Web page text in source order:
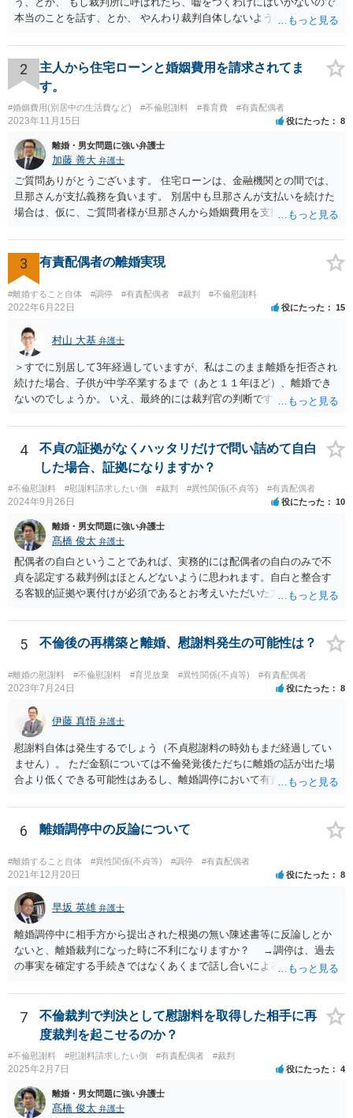
本当のことを話す、とか、 やんわり裁判自体しないように説得するの
2
主人から住宅ローンと婚姻費用を請求されてま
す。
#婚姻費用(別居中の生活費など) #不倫慰謝料 #養育費 #有責配偶者
2023年11月15日 役にたった 8
離婚・男女問題に強い弁護士
加藤 善大 弁護士
ご質問ありがとうございます。 住宅ローンは、金融機関との間では、
旦那さんが支払義務を負います。 別居中も旦那さんが支払いを続けた
場合は、仮に、ご質問者様が旦那さんから婚姻費用を支払ってもらう
部の額を引いた額が婚姻費用として支払われることになることが多い
です。 また、離婚をする際の財産分与において考慮されることもあり
ます。 他方、旦那さんが住宅ローンを支払わなくなってしまう場合が
あります。 その場合に、ご質問者様が、その後もご自宅に住み続けた
い場合は、実質的にご質問者様が住宅ローンをお支払になる必要が出
て、強制的にご自宅が売却されてしまう可能性があるからです。 可能
であれば、婚姻費用の額、親権を取得するために現時点でしておくべ
きこと等も含め、お近くの弁護士に直接相談して、アドバイス等を求
めることをお勧めします。
3 有責配偶者の離婚実現
#離婚すること自体 #調停 #有責配偶者 #裁判 #不倫慰謝料
2022年6月22日 役にたった 15
村山 大基 弁護士
＞すでに別居して3年経過していますが、私はこのまま離婚を拒否され
続けた場合、子供が中学卒業するまで（あと１１年ほど）、離婚でき
ないのでしょうか。 いえ、最終的には裁判官の判断ですが、現時点で
に離婚できない、ということもないと思います。 すでに依頼されてい
るということですし、例えば離婚後の養育費額について譲歩するなど
離婚の条件含めて、考えておられる通り打診してみると良いと思いま
す。 また、調停で第三者を介して再度協議してみる、ということも考
えられます。
4
不貞の証拠がなくハッタリだけで問い詰めて自白
した場合、証拠になりますか？
#不倫慰謝料 #慰謝料請求したい側 #裁判 #異性関係(不貞等) #有責配偶者
2024年9月26日 役にたった 10
離婚・男女問題に強い弁護士
髙橋 俊太 弁護士
配偶者の自白ということであれば、実務的には配偶者の自白のみで不
貞を認定する裁判例はほとんどないように思われます。自白と整合す
る客観的証拠や裏付けが必須であるとお考えいただいた方がよいでし
5 不倫後の再構築と離婚、慰謝料発生の可能性は？
#離婚の慰謝料 #不倫慰謝料 #育児放棄 #異性関係(不貞等) #有責配偶者
2023年7月24日 役にたった 8
伊藤 真悟 弁護士
慰謝料自体は発生するでしょう（不貞慰謝料の時効もまだ経過してい
ません）。 ただ金額については不倫発覚後ただちに離婚の話が出た場
合より低くできる可能性はあるし、離婚調停において有責配偶者の主
主張は考えられます。 養育費なども含めて一度弁護士に相談すること
を勧めます。
6 離婚調停中の反論について
#離婚すること自体 #異性関係(不貞等) #調停 #有責配偶者
2021年12月20日 役にたった 8
早坂 英雄 弁護士
離婚調停中に相手方から提出された根拠の無い陳述書等に反論しとか
ないと、離婚裁判になった時に不利になりますか？ →調停は、過去
の事実を確定する手続きではなくあくまで話し合いによる合意を目指
りません（口頭での説明でも十分だと思います）。但し、調停委員が
反論の陳述書を提出するように求めているときは別です。 また、反
論しないからと言って直ちに離婚訴訟で不利になることはないと思い
ます（離婚訴訟では反論が必要になってくると思いますが、調停段階
からこちらの言い分や手の内を知らせることに余り意味はないように
思います。）。
7
不倫裁判で判決として慰謝料を取得した相手に再
度裁判を起こせるのか？
#不倫慰謝料 #慰謝料請求したい側 #有責配偶者 #裁判
2025年2月7日 役にたった 4
離婚・男女問題に強い弁護士
髙橋 俊太 弁護士